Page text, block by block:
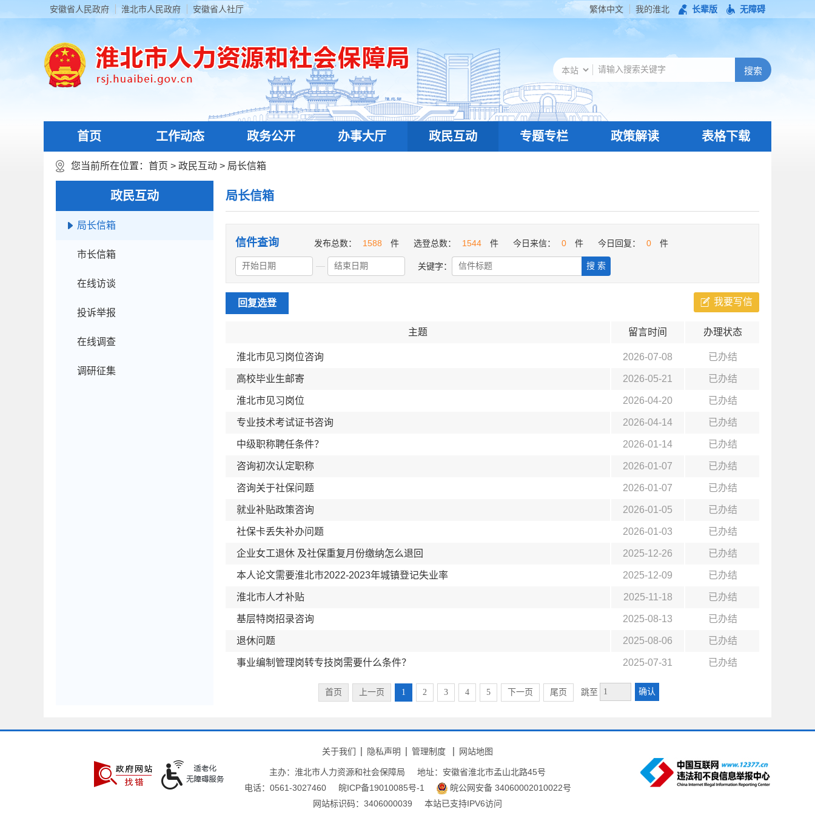
安徽省人民政府 淮北市人民政府 安徽省人社厅 繁体中文 我的淮北 长辈版 无障碍
首页 工作动态 政务公开 办事大厅 政民互动 专题专栏 政策解读 表格下载
您当前所在位置： 首页 > 政民互动 > 局长信箱
政民互动
局长信箱
市长信箱
在线访谈
投诉举报
在线调查
调研征集
局长信箱
信件查询 发布总数： 1588 件 选登总数： 1544 件 今日来信： 0 件 今日回复： 0 件
关键字：
回复选登 我要写信
主题 留言时间 办理状态
淮北市见习岗位咨询 2026-07-08 已办结
高校毕业生邮寄 2026-05-21 已办结
淮北市见习岗位 2026-04-20 已办结
专业技术考试证书咨询 2026-04-14 已办结
中级职称聘任条件？ 2026-01-14 已办结
咨询初次认定职称 2026-01-07 已办结
咨询关于社保问题 2026-01-07 已办结
就业补贴政策咨询 2026-01-05 已办结
社保卡丢失补办问题 2026-01-03 已办结
企业女工退休 及社保重复月份缴纳怎么退回 2025-12-26 已办结
本人论文需要淮北市2022-2023年城镇登记失业率 2025-12-09 已办结
淮北市人才补贴 2025-11-18 已办结
基层特岗招录咨询 2025-08-13 已办结
退休问题 2025-08-06 已办结
事业编制管理岗转专技岗需要什么条件？ 2025-07-31 已办结
首页 上一页 1 2 3 4 5 下一页 尾页 跳至 确认
关于我们 隐私声明 管理制度 网站地图
主办：淮北市人力资源和社会保障局
地址：安徽省淮北市孟山北路45号
电话：0561-3027460
皖ICP备19010085号-1
皖公网安备 34060002010022号
网站标识码：3406000039
本站已支持IPV6访问